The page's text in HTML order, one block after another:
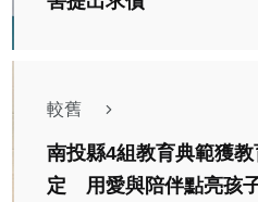
較舊
南投縣4組教育典範獲
定 用愛與陪伴點亮孩